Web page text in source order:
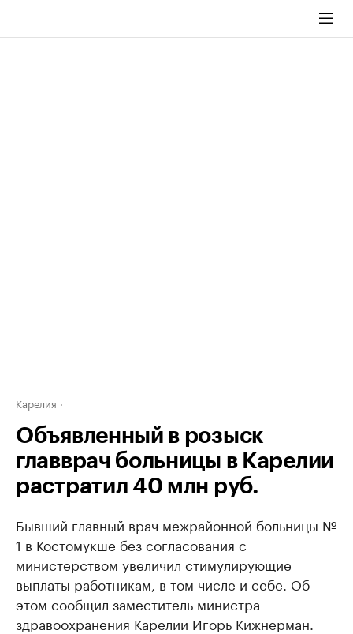
Карелия
Объявленный в розыск
главврач больницы в Карелии
растратил 40 млн руб.
Бывший главный врач межрайонной больницы №
1 в Костомукше без согласования с
министерством увеличил стимулирующие
выплаты работникам, в том числе и себе. Об
этом сообщил заместитель министра
здравоохранения Карелии Игорь Кижнерман.